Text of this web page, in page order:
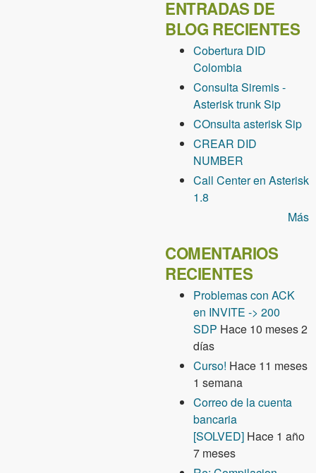
ENTRADAS DE
BLOG RECIENTES
Cobertura DID
Colombia
Consulta Siremis -
Asterisk trunk Sip
COnsulta asterisk Sip
CREAR DID
NUMBER
Call Center en Asterisk
1.8
Más
COMENTARIOS
RECIENTES
Problemas con ACK
en INVITE -> 200
SDP Hace 10 meses 2
días
Curso! Hace 11 meses
1 semana
Correo de la cuenta
bancaria
[SOLVED] Hace 1 año
7 meses